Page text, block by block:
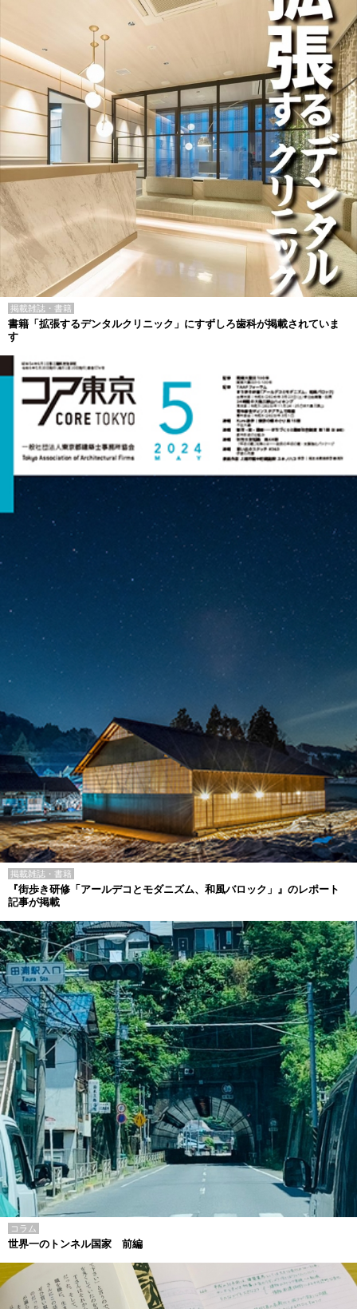
掲載雑誌・書籍
書籍「拡張するデンタルクリニック」にすずしろ歯科が掲載されていま
す
掲載雑誌・書籍
『街歩き研修「アールデコとモダニズム、和風バロック」』のレポート
記事が掲載
コラム
世界一のトンネル国家 前編